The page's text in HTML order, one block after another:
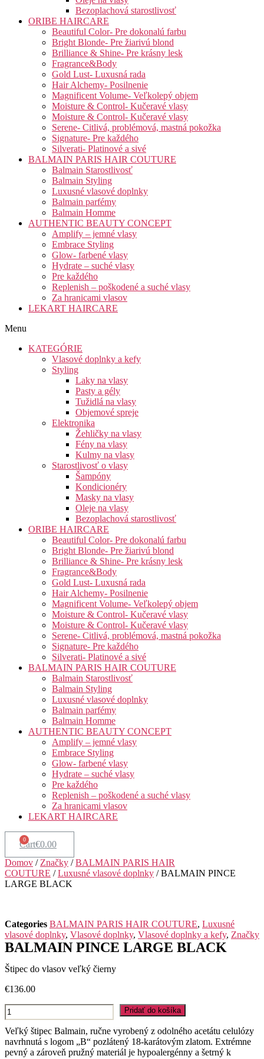
Bezoplachová starostlivosť
ORIBE HAIRCARE
Beautiful Color- Pre dokonalú farbu
Bright Blonde- Pre žiarivú blond
Brilliance & Shine- Pre krásny lesk
Fragrance&Body
Gold Lust- Luxusná rada
Hair Alchemy- Posilnenie
Magnificent Volume- Veľkolepý objem
Moisture & Control- Kučeravé vlasy
Moisture & Control- Kučeravé vlasy
Serene- Citlivá, problémová, mastná pokožka
Signature- Pre každého
Silverati- Platinové a sivé
BALMAIN PARIS HAIR COUTURE
Balmain Starostlivosť
Balmain Styling
Luxusné vlasové doplnky
Balmain parfémy
Balmain Homme
AUTHENTIC BEAUTY CONCEPT
Amplify – jemné vlasy
Embrace Styling
Glow- farbené vlasy
Hydrate – suché vlasy
Pre každého
Replenish – poškodené a suché vlasy
Za hranicami vlasov
LEKART HAIRCARE
Menu
KATEGÓRIE
Vlasové doplnky a kefy
Styling
Laky na vlasy
Pasty a gély
Tužidlá na vlasy
Objemové spreje
Elektronika
Žehličky na vlasy
Fény na vlasy
Kulmy na vlasy
Starostlivosť o vlasy
Šampóny
Kondicionéry
Masky na vlasy
Oleje na vlasy
Bezoplachová starostlivosť
ORIBE HAIRCARE
Beautiful Color- Pre dokonalú farbu
Bright Blonde- Pre žiarivú blond
Brilliance & Shine- Pre krásny lesk
Fragrance&Body
Gold Lust- Luxusná rada
Hair Alchemy- Posilnenie
Magnificent Volume- Veľkolepý objem
Moisture & Control- Kučeravé vlasy
Moisture & Control- Kučeravé vlasy
Serene- Citlivá, problémová, mastná pokožka
Signature- Pre každého
Silverati- Platinové a sivé
BALMAIN PARIS HAIR COUTURE
Balmain Starostlivosť
Balmain Styling
Luxusné vlasové doplnky
Balmain parfémy
Balmain Homme
AUTHENTIC BEAUTY CONCEPT
Amplify – jemné vlasy
Embrace Styling
Glow- farbené vlasy
Hydrate – suché vlasy
Pre každého
Replenish – poškodené a suché vlasy
Za hranicami vlasov
LEKART HAIRCARE
€0.00
Cart
Domov / Značky /BALMAIN PARIS HAIR
COUTURE /Luxusné vlasové doplnky / BALMAIN PINCE
LARGE BLACK
Categories BALMAIN PARIS HAIR COUTURE, Luxusné
vlasové doplnky, Vlasové doplnky, Vlasové doplnky a kefy, Značky
BALMAIN PINCE LARGE BLACK
Štipec do vlasov veľký čierny
€136.00
množstvo
BALMAIN
PINCE
LARGE
BLACK
Pridať do košíka
Veľký štipec Balmain, ručne vyrobený z odolného acetátu celulózy
navrhnutá s logom „B“ pozlátený 18-karátovým zlatom. Extrémne
pevný a zároveň pružný materiál je hypoalergénny a šetrný k